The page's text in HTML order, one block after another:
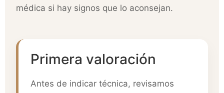
médica si hay signos que lo aconsejan.
Primera valoración
Antes de indicar técnica, revisamos